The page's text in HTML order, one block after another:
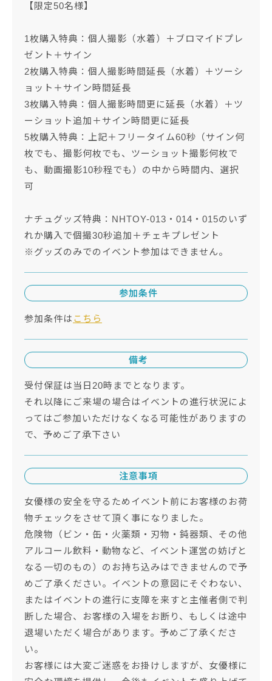
【限定50名様】
1枚購入特典：個人撮影（水着）＋ブロマイドプレ
ゼント＋サイン
2枚購入特典：個人撮影時間延長（水着）＋ツーシ
ョット＋サイン時間延長
3枚購入特典：個人撮影時間更に延長（水着）＋ツ
ーショット追加＋サイン時間更に延長
5枚購入特典：上記＋フリータイム60秒（サイン何
枚でも、撮影何枚でも、ツーショット撮影何枚で
も、動画撮影10秒程でも）の中から時間内、選択
可
ナチュグッズ特典：NHTOY-013・014・015のいず
れか購入で個撮30秒追加＋チェキプレゼント
※グッズのみでのイベント参加はできません。
参加条件
参加条件は こちら
備考
受付保証は当日20時までとなります。
それ以降にご来場の場合はイベントの進行状況によ
ってはご参加いただけなくなる可能性がありますの
で、予めご了承下さい
注意事項
女優様の安全を守るためイベント前にお客様のお荷
物チェックをさせて頂く事になりました。
危険物（ビン・缶・火薬類・刃物・鈍器類、その他
アルコール飲料・動物など、イベント運営の妨げと
なる一切のもの）のお持ち込みはできませんので予
めご了承ください。イベントの意図にそぐわない、
またはイベントの進行に支障を来すと主催者側で判
断した場合、お客様の入場をお断り、もしくは途中
退場いただく場合があります。予めご了承くださ
い。
お客様には大変ご迷惑をお掛けしますが、女優様に